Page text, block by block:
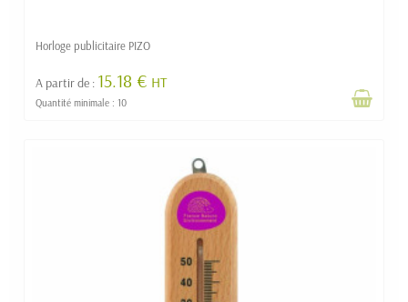
Horloge publicitaire PIZO
A partir de : 15.18 € HT
Quantité minimale : 10